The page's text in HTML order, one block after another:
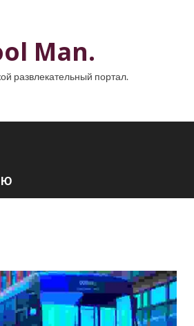
Man.
развлекательный портал.